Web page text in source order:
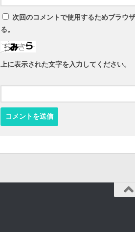
次回のコメントで使用するためブラウ
る。
上に表示された文字を入力してください。